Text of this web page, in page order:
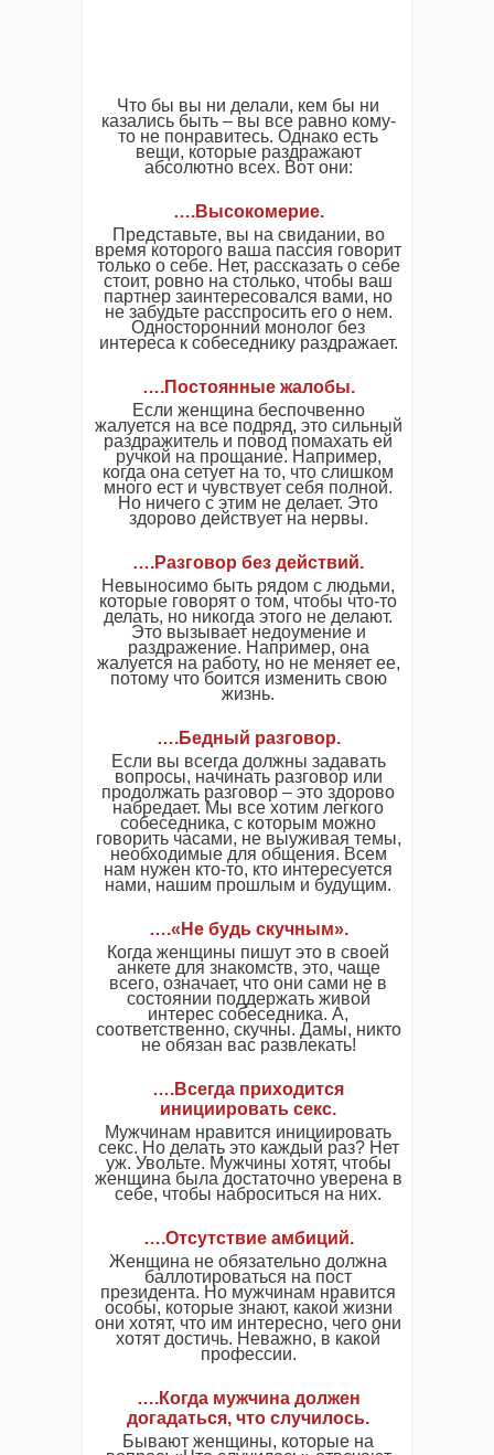
Что бы вы ни делали, кем бы ни
казались быть – вы все равно кому-
то не понравитесь. Однако есть
вещи, которые раздражают
абсолютно всех. Вот они:
….Высокомерие.
Представьте, вы на свидании, во
время которого ваша пассия говорит
только о себе. Нет, рассказать о себе
стоит, ровно на столько, чтобы ваш
партнер заинтересовался вами, но
не забудьте расспросить его о нем.
Односторонний монолог без
интереса к собеседнику раздражает.
….Постоянные жалобы.
Если женщина беспочвенно
жалуется на все подряд, это сильный
раздражитель и повод помахать ей
ручкой на прощание. Например,
когда она сетует на то, что слишком
много ест и чувствует себя полной.
Но ничего с этим не делает. Это
здорово действует на нервы.
….Разговор без действий.
Невыносимо быть рядом с людьми,
которые говорят о том, чтобы что-то
делать, но никогда этого не делают.
Это вызывает недоумение и
раздражение. Например, она
жалуется на работу, но не меняет ее,
потому что боится изменить свою
жизнь.
….Бедный разговор.
Если вы всегда должны задавать
вопросы, начинать разговор или
продолжать разговор – это здорово
набредает. Мы все хотим легкого
собеседника, с которым можно
говорить часами, не выуживая темы,
необходимые для общения. Всем
нам нужен кто-то, кто интересуется
нами, нашим прошлым и будущим.
….«Не будь скучным».
Когда женщины пишут это в своей
анкете для знакомств, это, чаще
всего, означает, что они сами не в
состоянии поддержать живой
интерес собеседника. А,
соответственно, скучны. Дамы, никто
не обязан вас развлекать!
….Всегда приходится
инициировать секс.
Мужчинам нравится инициировать
секс. Но делать это каждый раз? Нет
уж. Увольте. Мужчины хотят, чтобы
женщина была достаточно уверена в
себе, чтобы наброситься на них.
….Отсутствие амбиций.
Женщина не обязательно должна
баллотироваться на пост
президента. Но мужчинам нравится
особы, которые знают, какой жизни
они хотят, что им интересно, чего они
хотят достичь. Неважно, в какой
профессии.
….Когда мужчина должен
догадаться, что случилось.
Бывают женщины, которые на